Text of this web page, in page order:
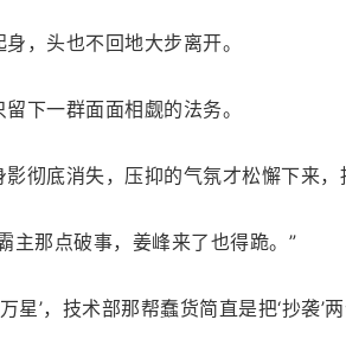
，头也不回地大步离开。
下一群面面相觑的法务。
彻底消失，压抑的气氛才松懈下来，
主那点破事，姜峰来了也得跪。”
星’，技术部那帮蠢货简直是把‘抄袭